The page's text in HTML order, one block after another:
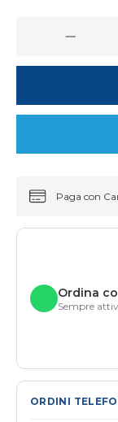
Paga con
Ordina
Sempre
ORDINI